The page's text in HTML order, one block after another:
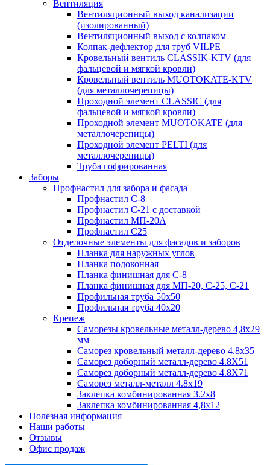
Вентиляция
Вентиляционный выход канализации
(изолированный)
Вентиляционный выход с колпаком
Колпак-дефлектор для труб VILPE
Кровельный вентиль CLASSIK-KTV (для
фальцевой и мягкой кровли)
Кровельный вентиль MUOTOKATE-KTV
(для металлочерепицы)
Проходной элемент CLASSIC (для
фальцевой и мягкой кровли)
Проходной элемент MUOTOKATE (для
металлочерепицы)
Проходной элемент PELTI (для
металлочерепицы)
Труба гофрированная
Заборы
Профнастил для забора и фасада
Профнастил С-8
Профнастил С-21 с доставкой
Профнастил МП-20А
Профнастил С25
Отделочные элементы для фасадов и заборов
Планка для наружных углов
Планка подоконная
Планка финишная для С-8
Планка финишная для МП-20, С-25, С-21
Профильная труба 50x50
Профильная труба 40x20
Крепеж
Саморезы кровельные металл-дерево 4,8х29
мм
Саморез кровельный металл-дерево 4.8x35
Саморез доборный металл-дерево 4.8X51
Саморез доборный металл-дерево 4.8X71
Саморез металл-металл 4.8x19
Заклепка комбинированная 3.2x8
Заклепка комбинированная 4,8x12
Полезная информация
Наши работы
Отзывы
Офис продаж